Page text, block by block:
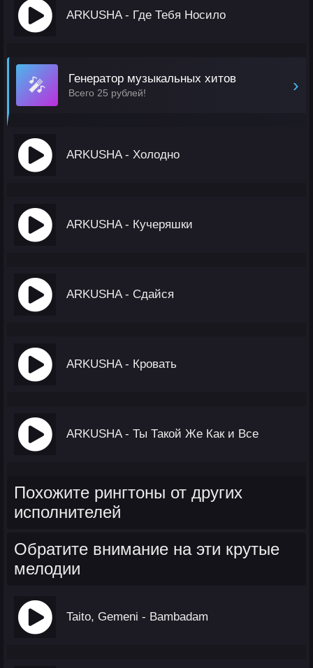
ARKUSHA - Где Тебя Носило
🎤 Генератор музыкальных хитов
Всего 25 рублей! ›
ARKUSHA - Холодно
ARKUSHA - Кучеряшки
ARKUSHA - Сдайся
ARKUSHA - Кровать
ARKUSHA - Ты Такой Же Как и Все
Похожите рингтоны от других
исполнителей
Обратите внимание на эти крутые
мелодии
Taito, Gemeni - Bambadam